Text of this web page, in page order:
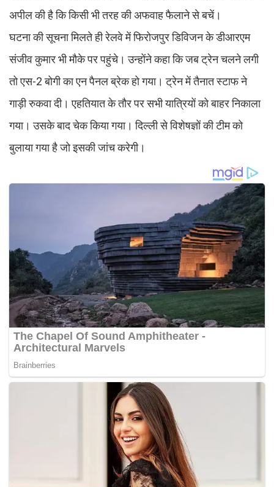
अपील की है कि किसी भी तरह की अफवाह फैलाने से बचें।
घटना की सूचना मिलते ही रेलवे में फिरोजपुर डिविजन के डीआरएम
संजीव कुमार भी मौके पर पहुंचे। उन्होंने कहा कि जब ट्रेन चलने लगी
तो एस-2 बोगी का एन पैनल ब्रेक हो गया। ट्रेन में तैनात स्टाफ ने
गाड़ी रुकवा दी। एहतियात के तौर पर सभी यात्रियों को बाहर निकाला
गया। उसके बाद चेक किया गया। दिल्ली से विशेषज्ञों की टीम को
बुलाया गया है जो इसकी जांच करेगी।